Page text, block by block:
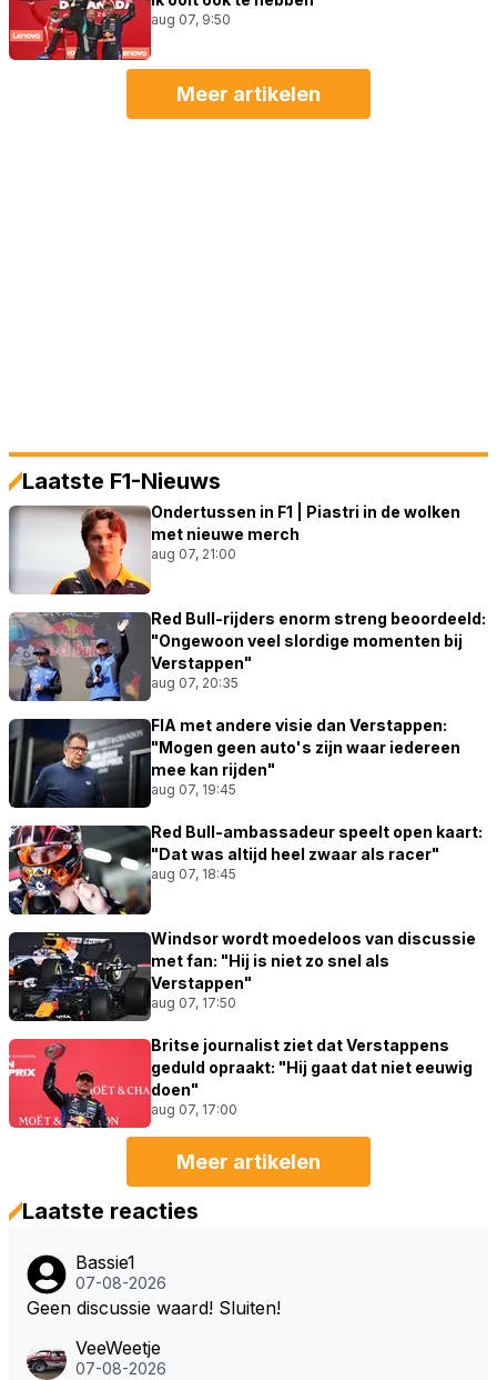
aug 07, 9:50
Meer artikelen
Laatste F1-Nieuws
Ondertussen in F1 | Piastri in de wolken
met nieuwe merch
aug 07, 21:00
Red Bull-rijders enorm streng beoordeeld:
"Ongewoon veel slordige momenten bij
Verstappen"
aug 07, 20:35
FIA met andere visie dan Verstappen:
"Mogen geen auto's zijn waar iedereen
mee kan rijden"
aug 07, 19:45
Red Bull-ambassadeur speelt open kaart:
"Dat was altijd heel zwaar als racer"
aug 07, 18:45
Windsor wordt moedeloos van discussie
met fan: "Hij is niet zo snel als
Verstappen"
aug 07, 17:50
Britse journalist ziet dat Verstappens
geduld opraakt: "Hij gaat dat niet eeuwig
doen"
aug 07, 17:00
Meer artikelen
Laatste reacties
Bassie1
07-08-2026
Geen discussie waard! Sluiten!
VeeWeetje
07-08-2026